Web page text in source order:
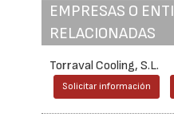
EMPRESAS O
RELACIONADAS
Torraval Cooling, S.L.
Solicitar información